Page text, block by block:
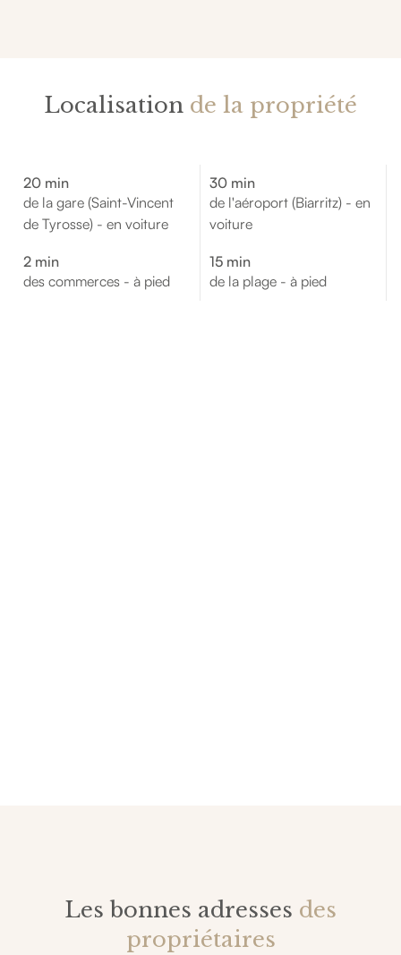
Localisation de la propriété
20 min
de la gare (Saint-Vincent
de Tyrosse) - en voiture
30 min
de l'aéroport (Biarritz) - en
voiture
2 min
des commerces - à pied
15 min
de la plage - à pied
Les bonnes adresses des
propriétaires